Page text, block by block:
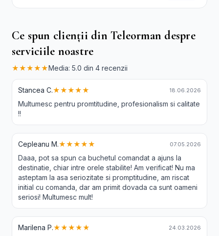
și Crizanteme
Ce spun clienții din Teleorman despre
serviciile noastre
★★★★★Media: 5.0 din 4 recenzii
Stancea C.★★★★★ 18.06.2026
Multumesc pentru promtitudine, profesionalism si calitate
!!
Cepleanu M.★★★★★ 07.05.2026
Daaa, pot sa spun ca buchetul comandat a ajuns la
destinatie, chiar intre orele stabilite! Am verificat! Nu ma
asteptam la asa seriozitate si promptitudine, am riscat
initial cu comanda, dar am primit dovada ca sunt oameni
seriosi! Multumesc mult!
Marilena P.★★★★★ 24.03.2026